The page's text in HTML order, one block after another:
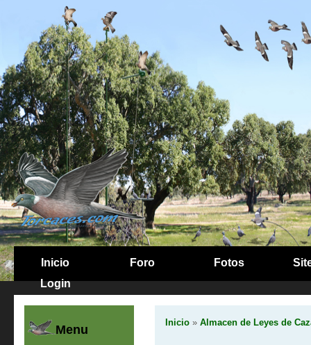
Inicio Foro Fotos
Login
Menu
Inicio» Almacen de Leyes de